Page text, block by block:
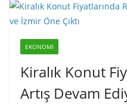
EKONOMI
Kiralık Konut
Artış Devam